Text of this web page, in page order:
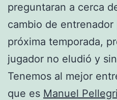
preguntaran a cerca
cambio de
próxima temporada,
jugador no eludió y
Tenemos al mejor
que es Manuel